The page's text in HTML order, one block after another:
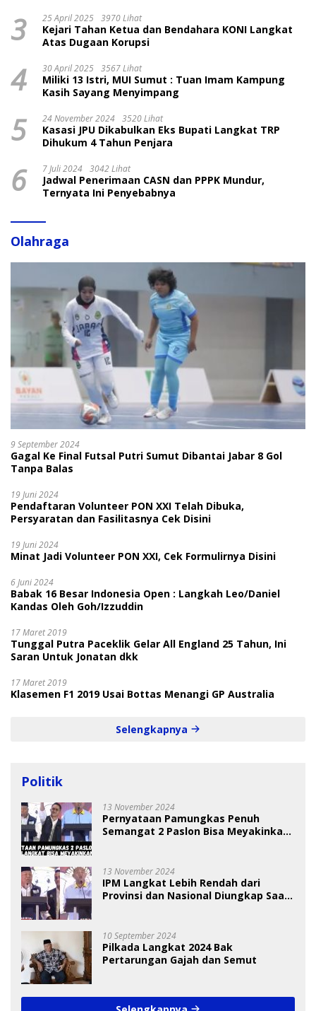
3 25 April 2025 3970 Lihat
Kejari Tahan Ketua dan Bendahara KONI Langkat
Atas Dugaan Korupsi
4 30 April 2025 3567 Lihat
Miliki 13 Istri, MUI Sumut : Tuan Imam Kampung
Kasih Sayang Menyimpang
5 24 November 2024 3520 Lihat
Kasasi JPU Dikabulkan Eks Bupati Langkat TRP
Dihukum 4 Tahun Penjara
6 7 Juli 2024 3042 Lihat
Jadwal Penerimaan CASN dan PPPK Mundur,
Ternyata Ini Penyebabnya
Olahraga
9 September 2024
Gagal Ke Final Futsal Putri Sumut Dibantai Jabar 8 Gol
Tanpa Balas
19 Juni 2024
Pendaftaran Volunteer PON XXI Telah Dibuka,
Persyaratan dan Fasilitasnya Cek Disini
19 Juni 2024
Minat Jadi Volunteer PON XXI, Cek Formulirnya Disini
6 Juni 2024
Babak 16 Besar Indonesia Open : Langkah Leo/Daniel
Kandas Oleh Goh/Izzuddin
17 Maret 2019
Tunggal Putra Paceklik Gelar All England 25 Tahun, Ini
Saran Untuk Jonatan dkk
17 Maret 2019
Klasemen F1 2019 Usai Bottas Menangi GP Australia
Selengkapnya
Politik
13 November 2024
Pernyataan Pamungkas Penuh
Semangat 2 Paslon Bisa Meyakinkan
13 November 2024
IPM Langkat Lebih Rendah dari
Provinsi dan Nasional Diungkap Saat
10 September 2024
Pilkada Langkat 2024 Bak
Pertarungan Gajah dan Semut